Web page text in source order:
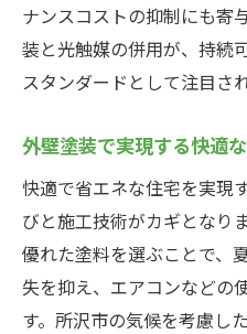
る方法
外壁塗装の信頼
外壁塗装の適切な
外壁塗装の耐久
耐久性重視の外
外壁塗装で長期
外壁塗装の施工
ナンスコストの抑制にも寄
装と光触媒の併用が、持続
スタンダードとして注目さ
外壁塗装で実現する快適
快適で省エネな住宅を実現
びと施工技術がカギとなり
優れた塗料を選ぶことで、
失を抑え、エアコンなどの
す。所沢市の気候を考慮し